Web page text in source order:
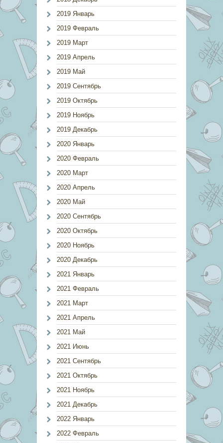
2019 Январь
2019 Февраль
2019 Март
2019 Апрель
2019 Май
2019 Сентябрь
2019 Октябрь
2019 Ноябрь
2019 Декабрь
2020 Январь
2020 Февраль
2020 Март
2020 Апрель
2020 Май
2020 Сентябрь
2020 Октябрь
2020 Ноябрь
2020 Декабрь
2021 Январь
2021 Февраль
2021 Март
2021 Апрель
2021 Май
2021 Июнь
2021 Сентябрь
2021 Октябрь
2021 Ноябрь
2021 Декабрь
2022 Январь
2022 Февраль